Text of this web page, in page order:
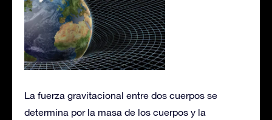
La fuerza gravitacional entre dos cuerpos se
determina por la masa de los cuerpos y la